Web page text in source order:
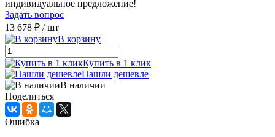
индивидуальное предложение!
Задать вопрос
13 678 ₽ / шт
В корзину
Купить в 1 клик
Нашли дешевле
В наличии
Поделиться
Ошибка